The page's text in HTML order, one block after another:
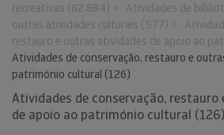
recreativas (82.884)
Atividades de
outras atividades culturais (577)
restauro e outras atividades de apoio ao
Atividades de conservação, restauro e
património cultural (126)
Atividades de conservação,
de apoio ao património cultural (126)